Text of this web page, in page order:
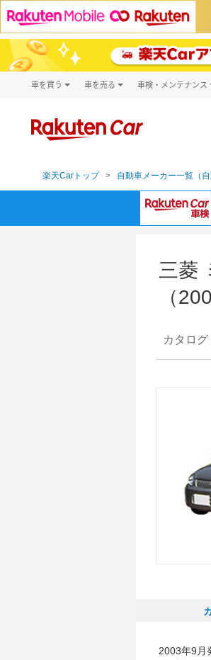
車を買う
新車
車を売る 車検・メンテナンス
楽天Carトップ 自動車メーカー一覧（自
三菱
（
カタログ
2003年9月